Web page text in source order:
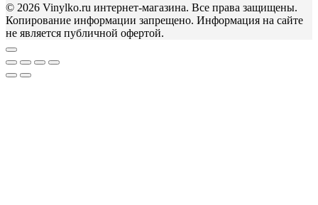
© 2026 Vinylko.ru интернет-магазина. Все права защищены.
Копирование информации запрещено. Информация на сайте
не является публичной офертой.